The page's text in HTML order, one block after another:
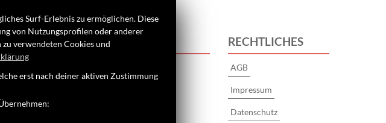
FINDEN SIE UNS RECHTLICHES
AGB
Impressum
Datenschutz
Surf-Erlebnis zu ermöglichen. Diese
von Nutzungsprofilen oder anderer
verwendeten Cookies und
erst nach deiner aktiven Zustimmung